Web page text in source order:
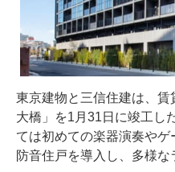
東京建物と三信住建は、
大橋」を1月31日に竣工し
ては初めての楽器演奏や
防音住戸を導入し、多様な